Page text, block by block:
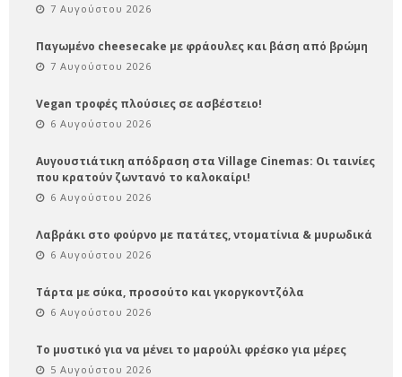
7 Αυγούστου 2026
Παγωμένο cheesecake με φράουλες και βάση από βρώμη
7 Αυγούστου 2026
Vegan τροφές πλούσιες σε ασβέστειο!
6 Αυγούστου 2026
Αυγουστιάτικη απόδραση στα Village Cinemas: Οι ταινίες
που κρατούν ζωντανό το καλοκαίρι!
6 Αυγούστου 2026
Λαβράκι στο φούρνο με πατάτες, ντοματίνια & μυρωδικά
6 Αυγούστου 2026
Τάρτα με σύκα, προσούτο και γκοργκοντζόλα
6 Αυγούστου 2026
Το μυστικό για να μένει το μαρούλι φρέσκο για μέρες
5 Αυγούστου 2026